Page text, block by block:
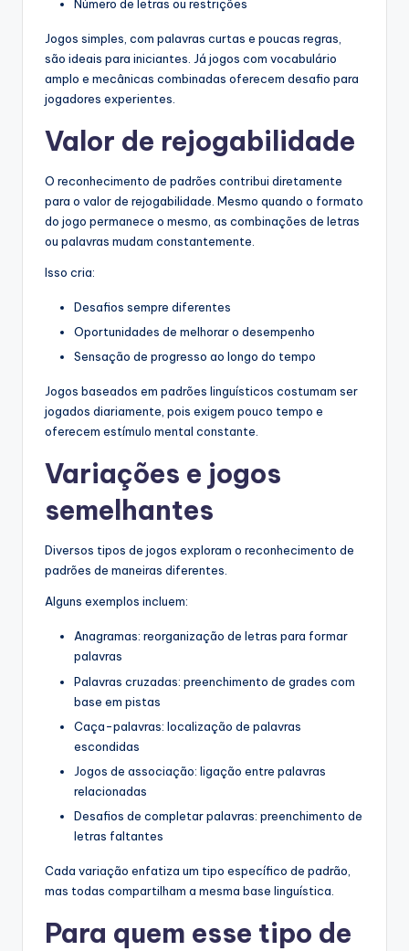
Número de letras ou restrições
Jogos simples, com palavras curtas e poucas regras,
são ideais para iniciantes. Já jogos com vocabulário
amplo e mecânicas combinadas oferecem desafio para
jogadores experientes.
Valor de rejogabilidade
O reconhecimento de padrões contribui diretamente
para o valor de rejogabilidade. Mesmo quando o formato
do jogo permanece o mesmo, as combinações de letras
ou palavras mudam constantemente.
Isso cria:
Desafios sempre diferentes
Oportunidades de melhorar o desempenho
Sensação de progresso ao longo do tempo
Jogos baseados em padrões linguísticos costumam ser
jogados diariamente, pois exigem pouco tempo e
oferecem estímulo mental constante.
Variações e jogos
semelhantes
Diversos tipos de jogos exploram o reconhecimento de
padrões de maneiras diferentes.
Alguns exemplos incluem:
Anagramas: reorganização de letras para formar
palavras
Palavras cruzadas: preenchimento de grades com
base em pistas
Caça-palavras: localização de palavras
escondidas
Jogos de associação: ligação entre palavras
relacionadas
Desafios de completar palavras: preenchimento de
letras faltantes
Cada variação enfatiza um tipo específico de padrão,
mas todas compartilham a mesma base linguística.
Para quem esse tipo de